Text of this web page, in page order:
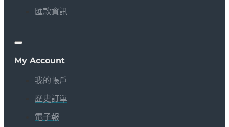
匯款資訊
My Account
我的帳戶
歷史訂單
電子報